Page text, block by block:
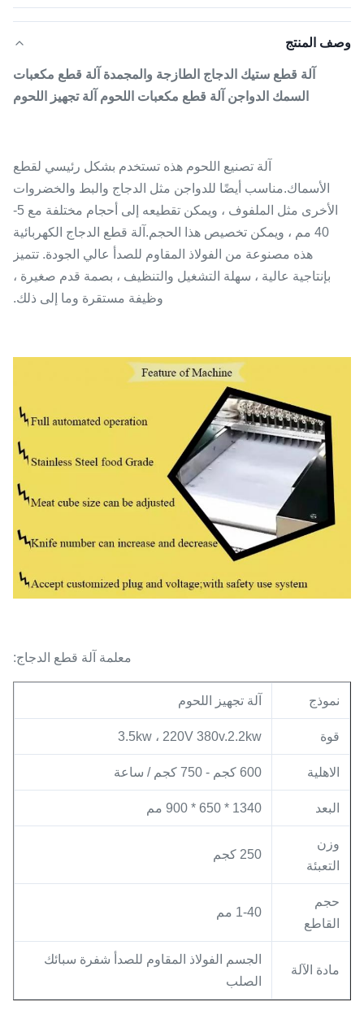
وصف المنتج
آلة قطع ستيك الدجاج الطازجة والمجمدة آلة قطع مكعبات
السمك الدواجن آلة قطع مكعبات اللحوم آلة تجهيز اللحوم
آلة تصنيع اللحوم هذه تستخدم بشكل رئيسي لقطع
الأسماك.مناسب أيضًا للدواجن مثل الدجاج والبط والخضروات
الأخرى مثل الملفوف ، ويمكن تقطيعه إلى أحجام مختلفة مع 5-
40 مم ، ويمكن تخصيص هذا الحجم.آلة قطع الدجاج الكهربائية
هذه مصنوعة من الفولاذ المقاوم للصدأ عالي الجودة. تتميز
بإنتاجية عالية ، سهلة التشغيل والتنظيف ، بصمة قدم صغيرة ،
وظيفة مستقرة وما إلى ذلك.
معلمة آلة قطع الدجاج:
نموذج آلة تجهيز اللحوم
قوة 3.5kw ، 220V 380v.2.2kw
الاهلية 600 كجم - 750 كجم / ساعة
البعد 1340 * 650 * 900 مم
وزن
التعبئة
250 كجم
حجم
القاطع
1-40 مم
مادة الآلة
الجسم الفولاذ المقاوم للصدأ شفرة سبائك
الصلب